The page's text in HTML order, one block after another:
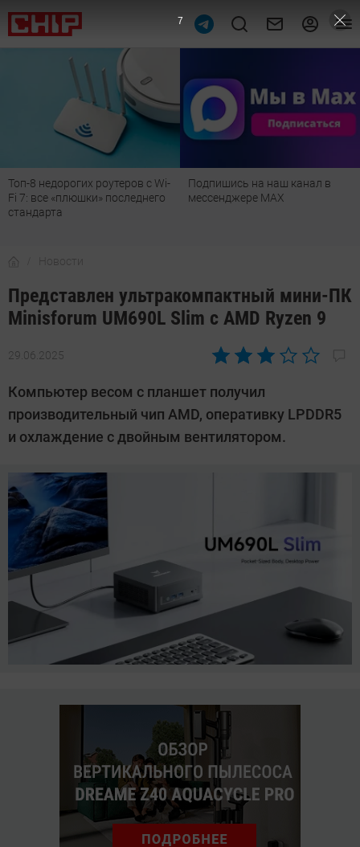
Подпишись на наш канал в
мессенджере МАХ
Рейтинг телевизоров 2026:
лучшие модели для гостиной,
Новости
Представлен ультракомпактный мини-ПК
Minisforum UM690L Slim с AMD Ryzen 9
29.06.2025
Автор:
Довлатова
Компьютер весом с планшет получил
производительный чип AMD, оперативку LPDDR5
и охлаждение с двойным вентилятором.
6